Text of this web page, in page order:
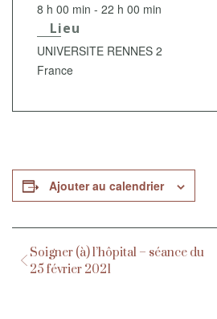
8 h 00 min - 22 h 00 min
Lieu
UNIVERSITE RENNES 2
France
Ajouter au calendrier
Soigner (à) l’hôpital – séance du
25 février 2021